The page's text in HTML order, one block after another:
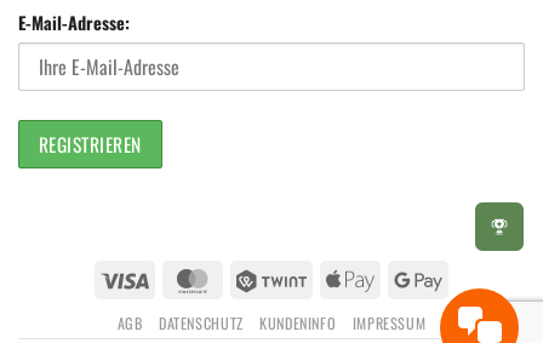
E-Mail-Adresse:
Visa MasterCard Twint
Apple
Google
Pay
AGB DATENSCHUTZ KUNDENINFO IMPRESSUM